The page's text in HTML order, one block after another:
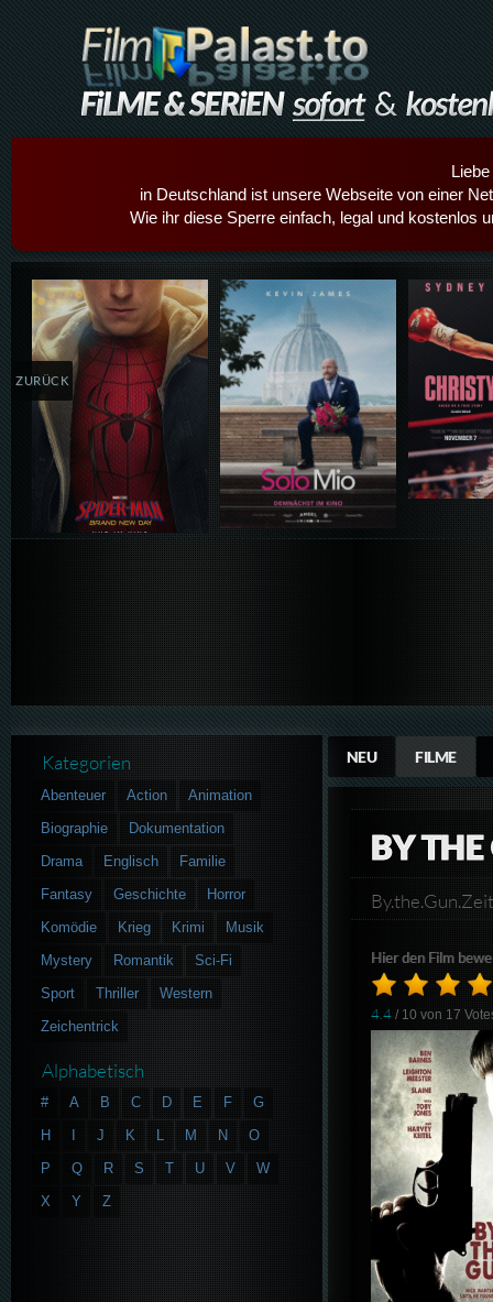
in Deutschland ist unsere Webseite von einer
Wie ihr diese Sperre einfach, legal und kostenlos
Details,Play Details,Play
ZURÜCK
NEU FILME
BY THE
Hier den Film
4.4 / 10 von 17
Kategorien
Abenteuer Action
Animation
Biographie
Dokumentation
Drama
Englisch
Familie
Fantasy
Geschichte
Horror
Komödie
Krieg Krimi
Musik
Mystery
Romantik
Sci-Fi
Sport
Thriller
Western
Zeichentrick
Alphabetisch
# A B C D E F
G
H
J K L M N
O
P
Q R S T U V
W
X
Y Z